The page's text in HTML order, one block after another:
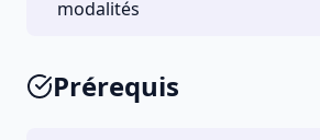
modalités
Prérequis